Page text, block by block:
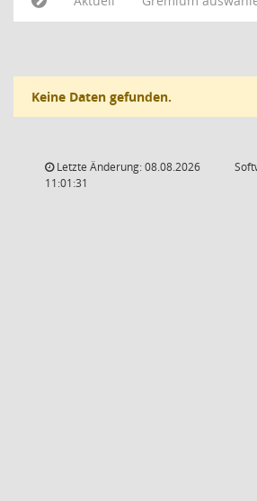
Keine Daten gefunden.
Letzte Änderung: 08.08.2026
11:01:31